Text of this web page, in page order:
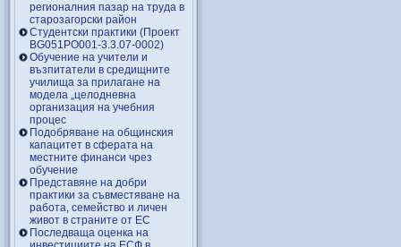
регионалния пазар на труда в
старозагорски район
Студентски практики (Проект
BG051PO001-3.3.07-0002)
Обучение на учители и
възпитатели в средищните
училища за прилагане на
модела „целодневна
организация на учебния
процес
Подобряване на общинския
капацитет в сферата на
местните финанси чрез
обучение
Представяне на добри
практики за съвместяване на
работа, семейство и личен
живот в страните от ЕС
Последваща оценка на